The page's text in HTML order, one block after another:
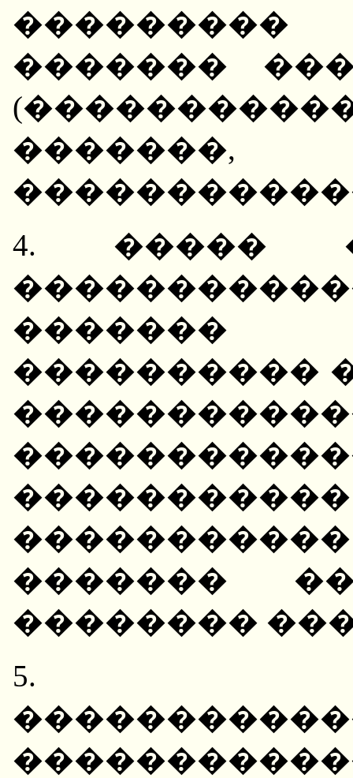
�������
�������,
4. �����
����������
�������
��������
5.